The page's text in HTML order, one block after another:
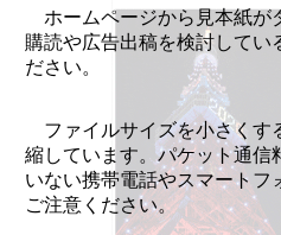
ホームページから見本紙が
購読や広告出稿を検討してい
ださい。
ファイルサイズを小さくす
縮しています。パケット通信
いない携帯電話やスマートフ
ご注意ください。